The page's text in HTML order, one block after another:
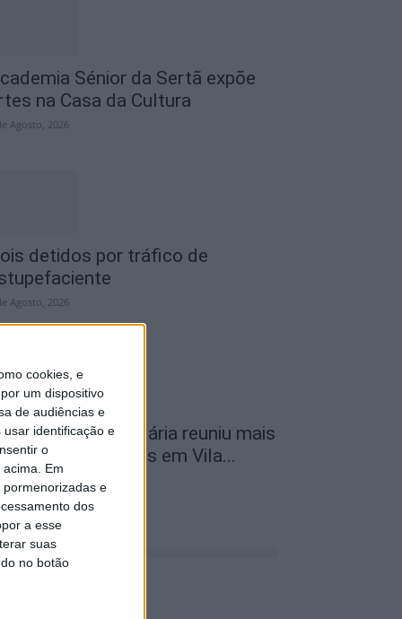
cookies, e
um dispositivo
de audiências e
identificação e
o
Em
e
dos
a esse
suas
no botão
Sénior da Sertã expõe
na Casa da Cultura
Agosto, 2026
detidos por tráfico de
Agosto, 2026
Neon Walk Solidária reuniu mais
300 participantes em Vila...
Agosto, 2026